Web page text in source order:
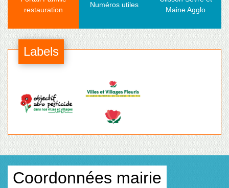
restauration
Numéros utiles
Maine Agglo
Labels
Coordonnées mairie